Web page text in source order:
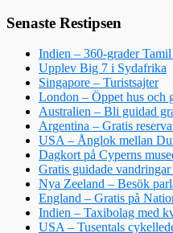
Senaste Restipsen
Indien – 360-grader
Upplev Big 7 i Sydafrika
Singapore – Turistsajter
London – Öppet hus och
Australien – Bli guidad
Argentina – Gratis
USA – Ånglok mellan
Dagkort på Cyperns
Gratis guidade
Nya Zeeland – Besök
England – Gratis på
Indien – Taxibolag med
USA – Tusentals